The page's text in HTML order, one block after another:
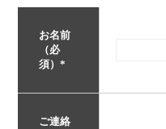
お名前
（必
須）*
ご連絡